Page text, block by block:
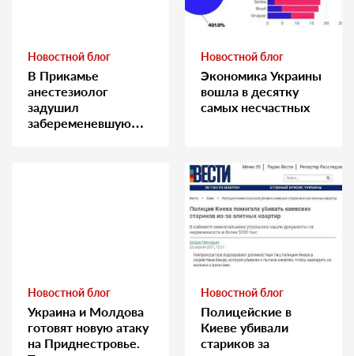
Новостной блог
В Прикамье
анестезиолог
задушил
забеременевшую
Новостной блог
Экономика Украины
вошла в десятку
самых несчастных
Новостной блог
Украина и Молдова
готовят новую атаку
на Приднестровье.
Новостной блог
Полицейские в
Киеве убивали
стариков за